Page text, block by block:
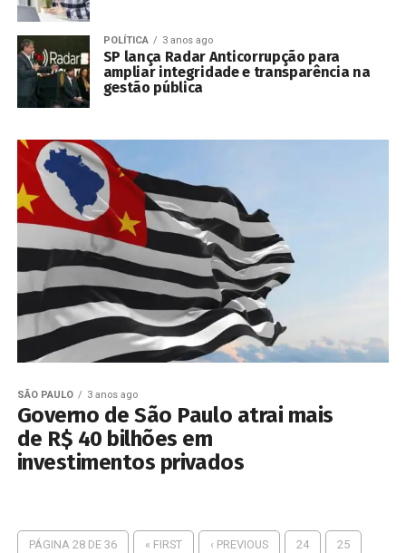
POLÍTICA 3 anos ago
SP lança Radar Anticorrupção para
ampliar integridade e transparência na
gestão pública
SÃO PAULO 3 anos ago
Governo de São Paulo atrai mais
de R$ 40 bilhões em
investimentos privados
PÁGINA 28 DE 36 « FIRST ‹ PREVIOUS 24 25